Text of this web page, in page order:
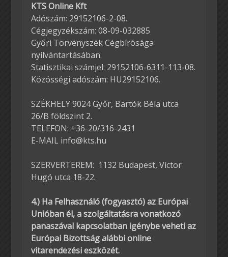
KTS Online Kft
Adószám: 29152106-2-08.
Cégjegyzékszám: 08-09-032885
Győri Törvényszék Cégbírósága
nyilvántartásában.
Statisztikai számjel: 29152106-6311-113-08.
Közösségi adószám: HU29152106.
SZÉKHELY 9024 Győr, Bartók Béla utca
26/B földszint 2.
TELEFON: +36-20/316-2431
E-MAIL info@kts.hu
SZERVERTEREM: 1132 Budapest, Victor
Hugó utca 18-22.
4.) Ha Felhasználó (fogyasztó) az Európai
Unióban él, a szolgáltatásra vonatkozó
panaszával kapcsolatban igénybe veheti az
Európai Bizottság alábbi online
vitarendezési eszközét.